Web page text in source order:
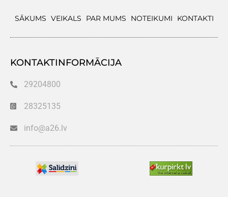
SĀKUMS VEIKALS PAR MUMS NOTEIKUMI KONTAKTI
KONTAKTINFORMĀCIJA
29204800
28325135
info@a26.lv